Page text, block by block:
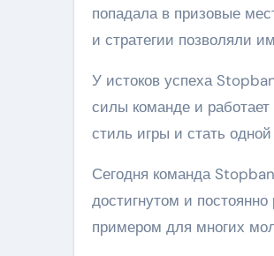
попадала в призовые
и стратегии позволяли
У истоков успеха
силы команде и
стиль игры и стать
Сегодня команда
достигнутом и
примером для многих